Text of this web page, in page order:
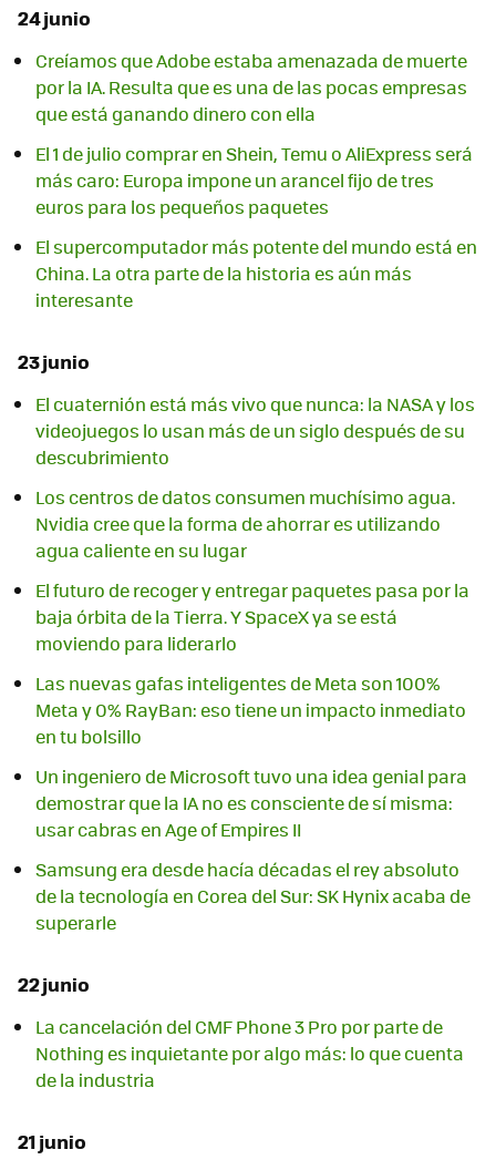
24 junio
Creíamos que Adobe estaba amenazada de muerte
por la IA. Resulta que es una de las pocas empresas
que está ganando dinero con ella
El 1 de julio comprar en Shein, Temu o AliExpress será
más caro: Europa impone un arancel fijo de tres
euros para los pequeños paquetes
El supercomputador más potente del mundo está en
China. La otra parte de la historia es aún más
interesante
23 junio
El cuaternión está más vivo que nunca: la NASA y los
videojuegos lo usan más de un siglo después de su
descubrimiento
Los centros de datos consumen muchísimo agua.
Nvidia cree que la forma de ahorrar es utilizando
agua caliente en su lugar
El futuro de recoger y entregar paquetes pasa por la
baja órbita de la Tierra. Y SpaceX ya se está
moviendo para liderarlo
Las nuevas gafas inteligentes de Meta son 100%
Meta y 0% RayBan: eso tiene un impacto inmediato
en tu bolsillo
Un ingeniero de Microsoft tuvo una idea genial para
demostrar que la IA no es consciente de sí misma:
usar cabras en Age of Empires II
Samsung era desde hacía décadas el rey absoluto
de la tecnología en Corea del Sur: SK Hynix acaba de
superarle
22 junio
La cancelación del CMF Phone 3 Pro por parte de
Nothing es inquietante por algo más: lo que cuenta
de la industria
21 junio